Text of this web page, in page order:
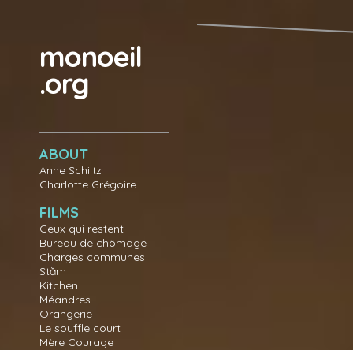
monoeil
.org
ABOUT
Anne Schiltz
Charlotte Grégoire
FILMS
Ceux qui restent
Bureau de chômage
Charges communes
Stăm
Kitchen
Méandres
Orangerie
Le souffle court
Mère Courage